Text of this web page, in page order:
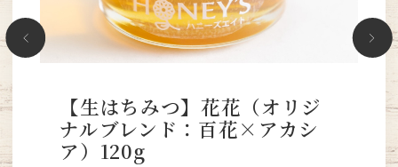
【生はちみつ】花花（オリジ
ナルブレンド：百花×アカシ
ア）120g